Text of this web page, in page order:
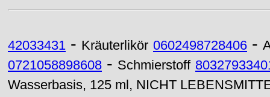
42033431 - Kräuterlikör 0602498728406 -
0721058898608 - Schmierstoff
Wasserbasis, 125 ml, NICHT